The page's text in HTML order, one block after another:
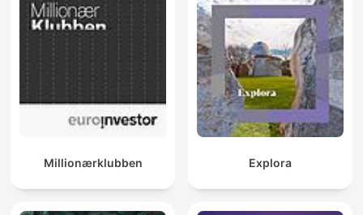
Millionærklubben Explora